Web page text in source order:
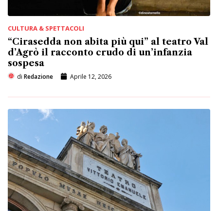
CULTURA & SPETTACOLI
“Cirasedda non abita più qui” al teatro Val
d’Agrò il racconto crudo di un’infanzia
sospesa
di Redazione Aprile 12, 2026